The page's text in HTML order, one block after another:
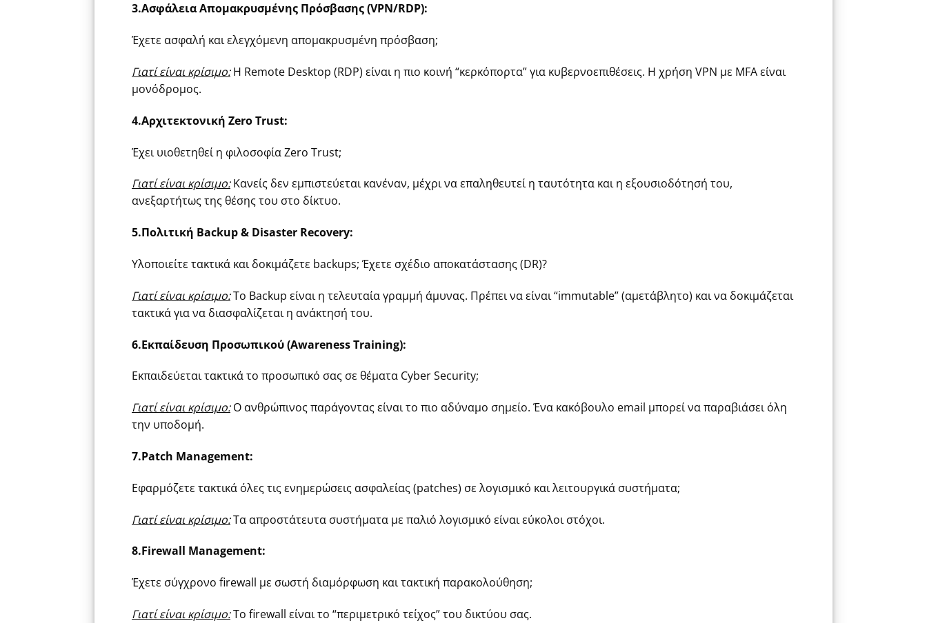
3.Ασφάλεια Απομακρυσμένης Πρόσβασης (VPN/RDP):
Έχετε ασφαλή και ελεγχόμενη απομακρυσμένη πρόσβαση;
Γιατί είναι κρίσιμο:Η Remote Desktop (RDP) είναι η πιο κοινή “κερκόπορτα” για κυβερνοεπιθέσεις. Η χρήση VPN με MFA είναι
μονόδρομος.
4.Αρχιτεκτονική Zero Trust:
Έχει υιοθετηθεί η φιλοσοφία Zero Trust;
Γιατί είναι κρίσιμο:Κανείς δεν εμπιστεύεται κανέναν, μέχρι να επαληθευτεί η ταυτότητα και η εξουσιοδότησή του,
ανεξαρτήτως της θέσης του στο δίκτυο.
5.Πολιτική Backup & Disaster Recovery:
Υλοποιείτε τακτικά και δοκιμάζετε backups; Έχετε σχέδιο αποκατάστασης (DR)?
Γιατί είναι κρίσιμο:Το Backup είναι η τελευταία γραμμή άμυνας. Πρέπει να είναι “immutable” (αμετάβλητο) και να δοκιμάζεται
τακτικά για να διασφαλίζεται η ανάκτησή του.
6.Εκπαίδευση Προσωπικού (Awareness Training):
Εκπαιδεύεται τακτικά το προσωπικό σας σε θέματα Cyber Security;
Γιατί είναι κρίσιμο: Ο ανθρώπινος παράγοντας είναι το πιο αδύναμο σημείο. Ένα κακόβουλο email μπορεί να παραβιάσει όλη
την υποδομή.
7.Patch Management:
Εφαρμόζετε τακτικά όλες τις ενημερώσεις ασφαλείας (patches) σε λογισμικό και λειτουργικά συστήματα;
Γιατί είναι κρίσιμο:Τα απροστάτευτα συστήματα με παλιό λογισμικό είναι εύκολοι στόχοι.
8.Firewall Management:
Έχετε σύγχρονο firewall με σωστή διαμόρφωση και τακτική παρακολούθηση;
Γιατί είναι κρίσιμο:Το firewall είναι το “περιμετρικό τείχος” του δικτύου σας.